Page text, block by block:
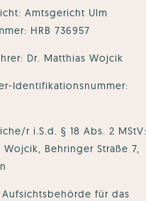
Amtsgericht Ulm
HRB 736957
Dr. Matthias Wojcik
Identifikationsnummer:
r i.S.d. § 18 Abs. 2 MStV:
Wojcik, Behringer Straße 7,
für das